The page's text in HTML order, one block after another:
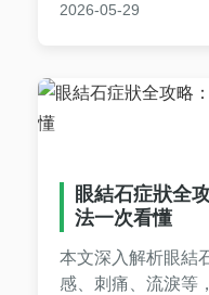
適合家屬參考。
2026-05-29
眼結石症狀全
法一次看懂
本文深入解析眼結
感、刺痛、流淚等